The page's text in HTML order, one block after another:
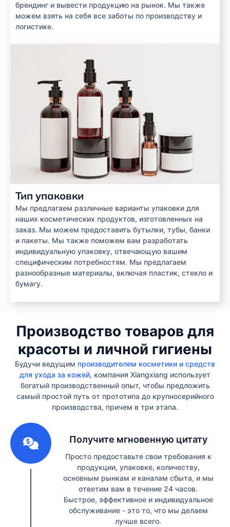
брендинг и вывести продукцию на рынок. Мы также
можем взять на себя все заботы по производству и
логистике.
Тип упаковки
Мы предлагаем различные варианты упаковки для
наших косметических продуктов, изготовленных на
заказ. Мы можем предоставить бутылки, тубы, банки
и пакеты. Мы также поможем вам разработать
индивидуальную упаковку, отвечающую вашим
специфическим потребностям. Мы предлагаем
разнообразные материалы, включая пластик, стекло и
бумагу.
Производство товаров для
красоты и личной гигиены
Будучи ведущим производителем косметики и средств
для ухода за кожей, компания Xiangxiang использует
богатый производственный опыт, чтобы предложить
самый простой путь от прототипа до крупносерийного
производства, причем в три этапа.
Получите мгновенную цитату
Просто предоставьте свои требования к
продукции, упаковке, количеству,
основным рынкам и каналам сбыта, и мы
ответим вам в течение 24 часов.
Быстрое, эффективное и индивидуальное
обслуживание - это то, что мы делаем
лучше всего.